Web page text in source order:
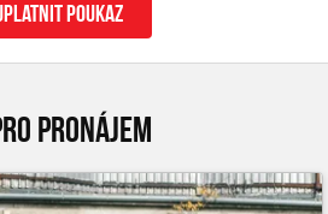
poukaz
PRONÁJEM